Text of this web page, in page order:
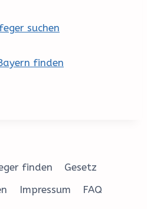
suchen
finden
finden
Gesetz
Impressum FAQ